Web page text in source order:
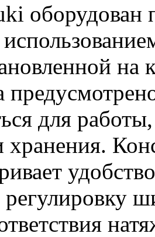
оборудован
для
хранения.
регулировку